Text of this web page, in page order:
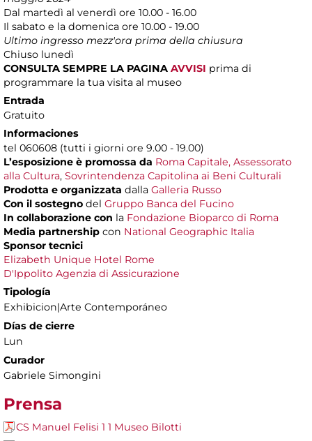
Dal martedì al venerdì ore 10.00 - 16.00
Il sabato e la domenica ore 10.00 - 19.00
Ultimo ingresso mezz'ora prima della chiusura
Chiuso lunedì
CONSULTA SEMPRE LA PAGINA AVVISI prima di
programmare la tua visita al museo
Entrada
Gratuito
Informaciones
tel 060608 (tutti i giorni ore 9.00 - 19.00)
L’esposizione è promossa da Roma Capitale, Assessorato
alla Cultura, Sovrintendenza Capitolina ai Beni Culturali
Prodotta e organizzata dalla Galleria Russo
Con il sostegno del Gruppo Banca del Fucino
In collaborazione con la Fondazione Bioparco di Roma
Media partnership con National Geographic Italia
Sponsor tecnici
Elizabeth Unique Hotel Rome
D'Ippolito Agenzia di Assicurazione
Tipología
Exhibicion|Arte Contemporáneo
Días de cierre
Lun
Curador
Gabriele Simongini
Prensa
CS Manuel Felisi 1 1 Museo Bilotti